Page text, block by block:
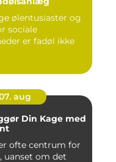
ølentusiaster og
sociale
er fadøl ikke
aug
Din Kage med
ofte centrum for
uanset om det